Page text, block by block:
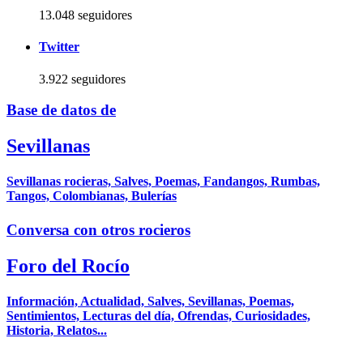
13.048 seguidores
Twitter
3.922 seguidores
Base de datos de
Sevillanas
Sevillanas rocieras, Salves, Poemas, Fandangos, Rumbas,
Tangos, Colombianas, Bulerías
Conversa con otros rocieros
Foro del Rocío
Información, Actualidad, Salves, Sevillanas, Poemas,
Sentimientos, Lecturas del día, Ofrendas, Curiosidades,
Historia, Relatos...